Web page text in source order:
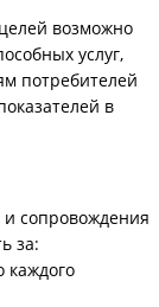
возможно
услуг,
потребителей
в
и сопровождения
за:
каждого